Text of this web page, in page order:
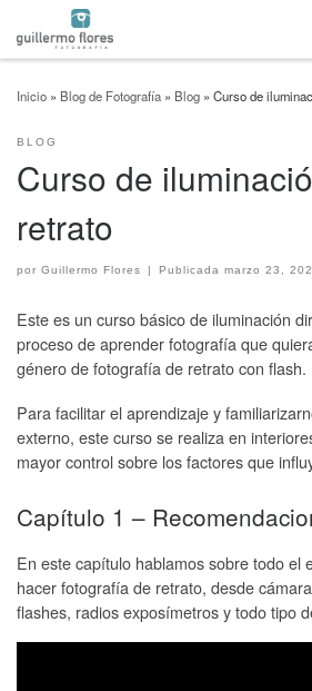
Saltar al contenido
Inicio » Blog de Fotografía » Blog » Curso de
BLOG
Curso de
retrato
por Guillermo Flores Publicadamarzo 23,
Este es un curso básico de iluminación
proceso de aprender fotografía que
género de fotografía de retrato con flash.
Para facilitar el aprendizaje y
externo, este curso se realiza en
mayor control sobre los factores que
Capítulo 1 –
En este capítulo hablamos sobre todo el
hacer fotografía de retrato, desde
flashes, radios exposímetros y todo tipo